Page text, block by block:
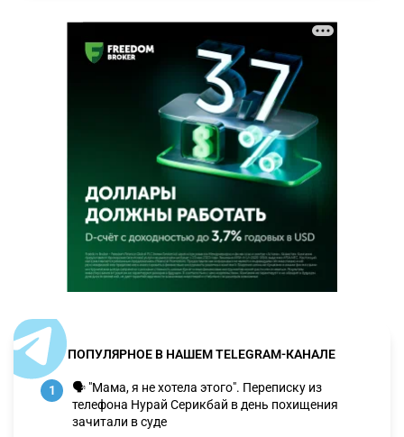
ПОПУЛЯРНОЕ В НАШЕМ TELEGRAM-КАНАЛЕ
1
🗣 "Мама, я не хотела этого". Переписку из
телефона Нурай Серикбай в день похищения
зачитали в суде